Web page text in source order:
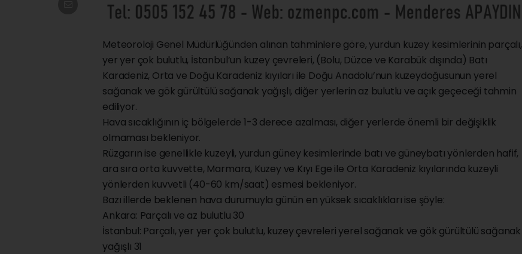
Meteoroloji Genel Müdürlüğünden alınan tahminlere göre, yurdun kuzey kesimlerinin parçalı,
yer yer çok bulutlu, İstanbul’un kuzey çevreleri, (Bolu, Düzce ve Karabük dışında) Batı
Karadeniz, Orta ve Doğu Karadeniz kıyıları ile Doğu Anadolu’nun kuzeydoğusunun yerel
sağanak ve gök gürültülü sağanak yağışlı, diğer yerlerin az bulutlu ve açık geçeceği tahmin
ediliyor.
Hava sıcaklığının iç bölgelerde 1-3 derece azalması, diğer yerlerde önemli bir değişiklik
olmaması bekleniyor.
Rüzgarın ise genellikle kuzeyli, yurdun güney kesimlerinde batı ve güneybatı yönlerden hafif,
ara sıra orta kuvvette, Marmara, Kuzey ve Kıyı Ege ile Orta Karadeniz kıyılarında kuzeyli
yönlerden kuvvetli (40-60 km/saat) esmesi bekleniyor.
Bazı illerde beklenen hava durumuyla günün en yüksek sıcaklıkları ise şöyle:
Ankara: Parçalı ve az bulutlu 30
İstanbul: Parçalı, yer yer çok bulutlu, kuzey çevreleri yerel sağanak ve gök gürültülü sağanak
yağışlı 31